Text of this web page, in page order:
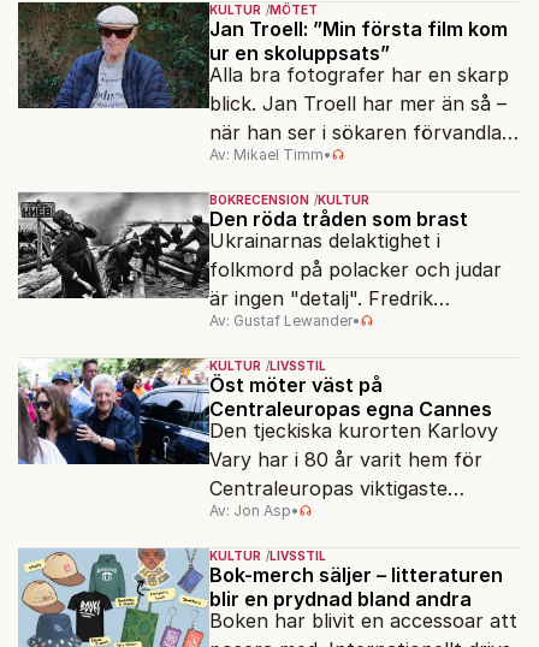
KULTUR MÖTET
Jan Troell: ”Min första film kom
ur en skoluppsats”
Alla bra fotografer har en skarp
blick. Jan Troell har mer än så –
när han ser i sökaren förvandlas
vardagen till underverk. Fyllda 95
gör han en ny film.
Av: Mikael Timm•
BOKRECENSION KULTUR
Den röda tråden som brast
Ukrainarnas delaktighet i
folkmord på polacker och judar
är ingen "detalj". Fredrik
Segerfeldts iver att skildra den
ryska imperialismen leder till en
förenklad bild av historien.
Av: Gustaf Lewander•
KULTUR LIVSSTIL
Öst möter väst på
Centraleuropas egna Cannes
Den tjeckiska kurorten Karlovy
Vary har i 80 år varit hem för
Centraleuropas viktigaste
filmfestival – en plats där
Hollywoodglans möter
egensinnighet.
Av: Jon Asp•
KULTUR LIVSSTIL
Bok-merch säljer – litteraturen
blir en prydnad bland andra
Boken har blivit en accessoar att